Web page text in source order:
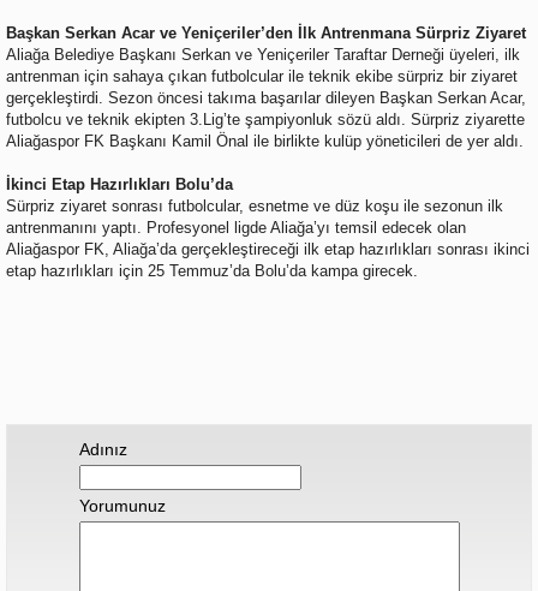
Başkan Serkan Acar ve Yeniçeriler’den İlk Antrenmana Sürpriz Ziyaret
Aliağa Belediye Başkanı Serkan ve Yeniçeriler Taraftar Derneği üyeleri, ilk
antrenman için sahaya çıkan futbolcular ile teknik ekibe sürpriz bir ziyaret
gerçekleştirdi. Sezon öncesi takıma başarılar dileyen Başkan Serkan Acar,
futbolcu ve teknik ekipten 3.Lig’te şampiyonluk sözü aldı. Sürpriz ziyarette
Aliağaspor FK Başkanı Kamil Önal ile birlikte kulüp yöneticileri de yer aldı.
İkinci Etap Hazırlıkları Bolu’da
Sürpriz ziyaret sonrası futbolcular, esnetme ve düz koşu ile sezonun ilk
antrenmanını yaptı. Profesyonel ligde Aliağa’yı temsil edecek olan
Aliağaspor FK, Aliağa’da gerçekleştireceği ilk etap hazırlıkları sonrası ikinci
etap hazırlıkları için 25 Temmuz’da Bolu’da kampa girecek.
Adınız
Yorumunuz